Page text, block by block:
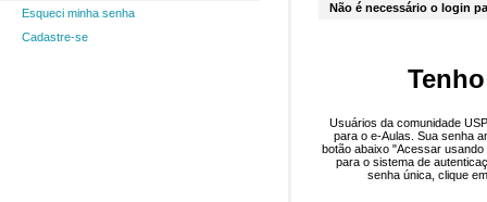
Esqueci minha senha
Cadastre-se
Não é necessário o login
Usuários da comunidade
para o e-Aulas. Sua senha
botão abaixo "Acessar
para o sistema de
senha única, clique